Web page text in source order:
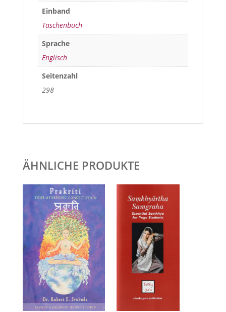
Einband
Taschenbuch
Sprache
Englisch
Seitenzahl
298
ÄHNLICHE PRODUKTE